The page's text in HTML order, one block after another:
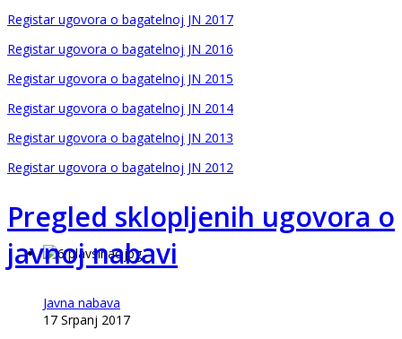
Registar ugovora o bagatelnoj JN 2017
Registar ugovora o bagatelnoj JN 2016
Registar ugovora o bagatelnoj JN 2015
Registar ugovora o bagatelnoj JN 2014
Registar ugovora o bagatelnoj JN 2013
Registar ugovora o bagatelnoj JN 2012
Pregled sklopljenih ugovora o
javnoj nabavi
Javna nabava
17 Srpanj 2017